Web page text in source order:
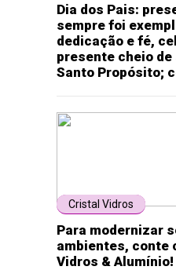
Dia dos Pais:
sempre foi
dedicação e fé,
presente cheio
Santo Propósito;
Cristal Vidros
Para modernizar
ambientes, conte
Vidros & Alumínio!